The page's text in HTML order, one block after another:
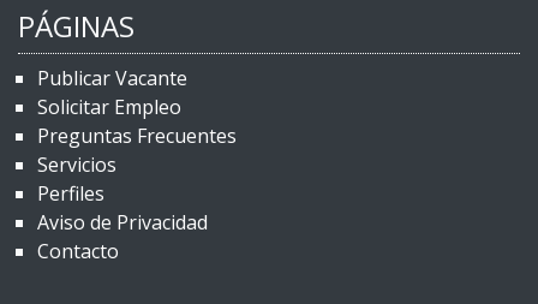
PÁGINAS
Publicar Vacante
Solicitar Empleo
Preguntas Frecuentes
Servicios
Perfiles
Aviso de Privacidad
Contacto